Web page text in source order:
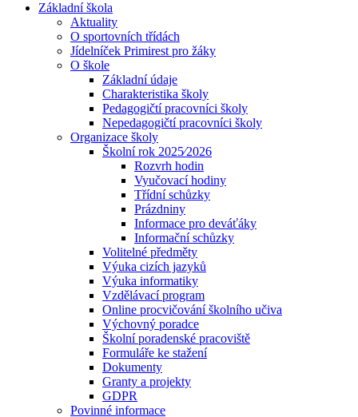
Základní škola
Aktuality
O sportovních třídách
Jídelníček Primirest pro žáky
O škole
Základní údaje
Charakteristika školy
Pedagogičtí pracovníci školy
Nepedagogičtí pracovníci školy
Organizace školy
Školní rok 2025⁄2026
Rozvrh hodin
Vyučovací hodiny
Třídní schůzky
Prázdniny
Informace pro deváťáky
Informační schůzky
Volitelné předměty
Výuka cizích jazyků
Výuka informatiky
Vzdělávací program
Online procvičování školního učiva
Výchovný poradce
Školní poradenské pracoviště
Formuláře ke stažení
Dokumenty
Granty a projekty
GDPR
Povinné informace